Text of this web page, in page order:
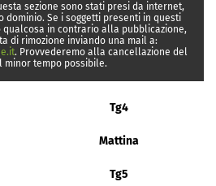
sezione sono stati presi da internet,
Se i soggetti presenti in questi
in contrario alla pubblicazione,
di rimozione inviando una mail a:
. Provvederemo alla cancellazione del
minor tempo possibile.
Tg4
Mattina
Tg5